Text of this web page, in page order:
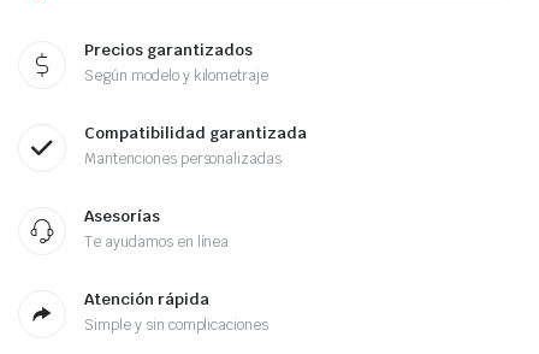
Precios garantizados
Según modelo y kilometraje
Compatibilidad garantizada
Mantenciones personalizadas
Asesorías
Te ayudamos en línea
Atención rápida
Simple y sin complicaciones